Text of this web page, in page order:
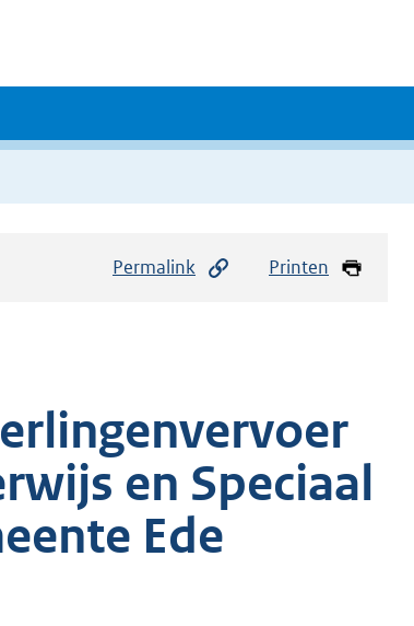
Permalink Printen
en Speciaal
Ede